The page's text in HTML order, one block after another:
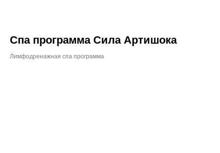
Спа программа Сила Артишока
Лимфодренажная спа программа